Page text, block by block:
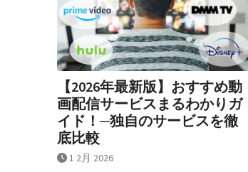
【2026年最新版】おすすめ動
画配信サービスまるわかりガ
イド！─独自のサービスを徹
底比較
1 2月 2026